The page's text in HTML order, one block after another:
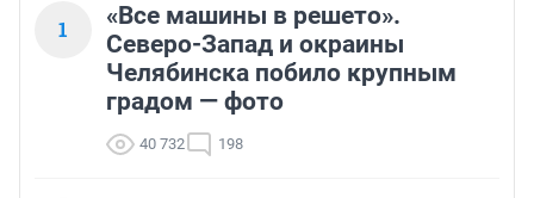
1
«Все машины в решето».
Северо-Запад и окраины
Челябинска побило крупным
градом — фото
40 732 198